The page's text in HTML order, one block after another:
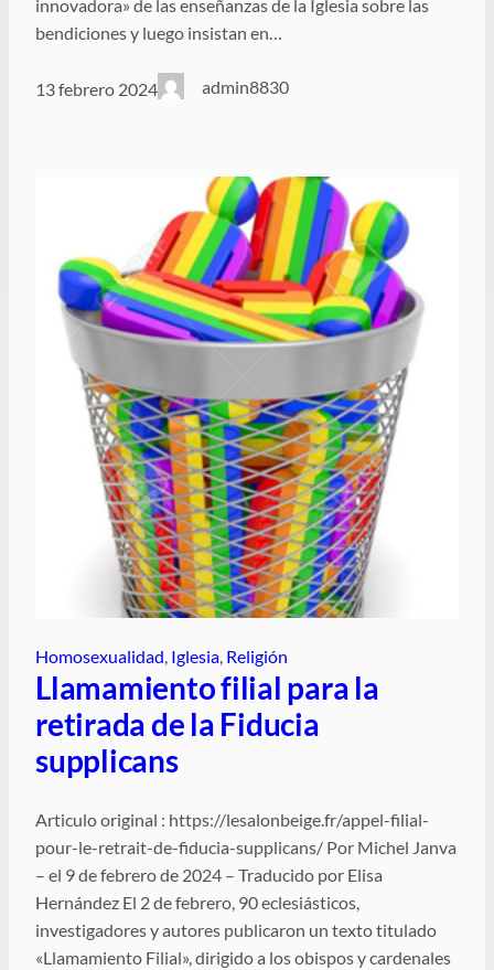
innovadora» de las enseñanzas de la Iglesia sobre las
bendiciones y luego insistan en…
13 febrero 2024 admin8830
Homosexualidad, Iglesia, Religión
Llamamiento filial para la
retirada de la Fiducia
supplicans
Articulo original : https://lesalonbeige.fr/appel-filial-
pour-le-retrait-de-fiducia-supplicans/ Por Michel Janva
– el 9 de febrero de 2024 – Traducido por Elisa
Hernández El 2 de febrero, 90 eclesiásticos,
investigadores y autores publicaron un texto titulado
«Llamamiento Filial», dirigido a los obispos y cardenales